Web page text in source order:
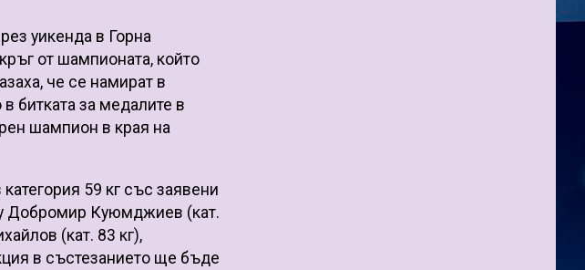
уикенда в Горна
от шампионата, който
че се намират в
битката за медалите в
шампион в края на
59 кг със заявени
Добромир Куюмджиев (кат.
(кат. 83 кг),
в състезанието ще бъде